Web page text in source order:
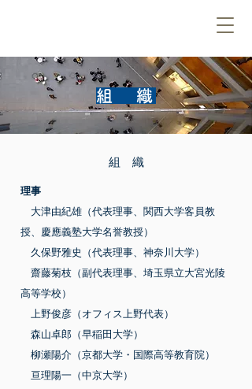
組 織
組 織
理事
大津由紀雄（代表理事、関西大学客員教
授、慶應義塾大学名誉教授）
久保野雅史（代表理事、神奈川大学）
齋藤菊枝（副代表理事、埼玉県立大宮光陵
高等学校）
上野俊彦（オフィス上野代表）
森山卓郎（早稲田大学）
柳瀬陽介（京都大学・国際高等教育院）
亘理陽一（中京大学）